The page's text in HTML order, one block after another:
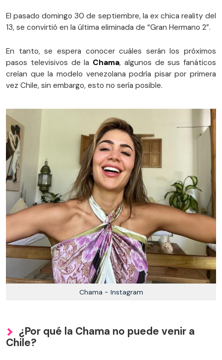
El pasado domingo 30 de septiembre, la ex chica reality del
13, se convirtió en la última eliminada de “Gran Hermano 2”.
En tanto, se espera conocer cuáles serán los próximos
pasos televisivos de la Chama, algunos de sus fanáticos
creían que la modelo venezolana podría pisar por primera
vez Chile, sin embargo, esto no sería posible.
Chama - Instagram
¿Por qué la Chama no puede venir a
Chile?